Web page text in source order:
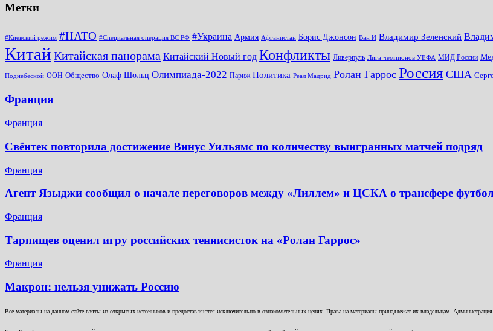
Метки
#Киевский режим #НАТО #Специальная операция ВС РФ #Украина Армия Афганистан Борис Джонсон Ван И Владимир Зеленский
Китай Китайская панорама Китайский Новый год Конфликты Ливерпуль Лига чемпионов УЕФА МИД России
Поднебесной ООН Общество Олаф Шольц Олимпиада-2022 Париж Политика Реал Мадрид Ролан Гаррос Россия США
Франция
Франция
Свёнтек повторила достижение Винус Уильямс по количеству выигранных матчей подряд
Франция
Агент Языджи сообщил о начале переговоров между «Лиллем» и ЦСКА о трансфере
Франция
Тарпищев оценил игру российских теннисисток на «Ролан Гаррос»
Франция
Макрон: нельзя унижать Россию
Все материалы на данном сайте взяты из открытых источников и предоставляются исключительно в ознакомительных целях. Права на материалы принадлежат их владельцам. Администрация